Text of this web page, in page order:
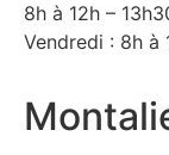
8h à 12h –
Vendredi : 8h à